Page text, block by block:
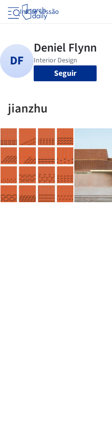
Iniciar sessão
Seguir
jianzhu